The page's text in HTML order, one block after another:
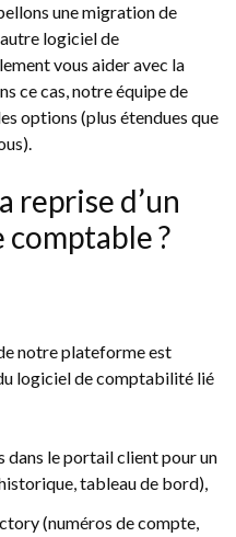
une migration de
logiciel de
vous aider avec la
ce cas, notre équipe de
options (plus étendues que
reprise d’un
comptable ?
notre plateforme est
logiciel de comptabilité lié
dans le portail client pour un
tableau de bord),
(numéros de compte,